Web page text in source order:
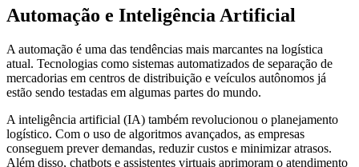
Automação e Inteligência Artificial
A automação é uma das tendências mais marcantes na logística
atual. Tecnologias como sistemas automatizados de separação de
mercadorias em centros de distribuição e veículos autônomos já
estão sendo testadas em algumas partes do mundo.
A inteligência artificial (IA) também revolucionou o planejamento
logístico. Com o uso de algoritmos avançados, as empresas
conseguem prever demandas, reduzir custos e minimizar atrasos.
Além disso, chatbots e assistentes virtuais aprimoram o atendimento